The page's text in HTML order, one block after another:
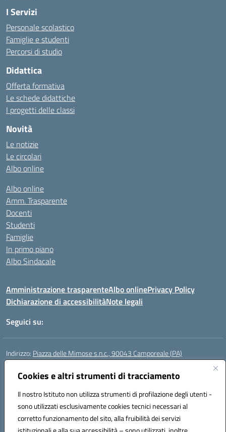
Cookies e altri strumenti di tracciamento
Il nostro Istituto non utilizza strumenti di profilazione degli utenti -
sono utilizzati esclusivamente cookies tecnici necessari al
corretto funzionamento del sito, alla fruibilità dei servizi
I Servizi
Personale scolastico
Famiglie e studenti
Percorsi di studio
Didattica
Offerta formativa
Le schede didattiche
I progetti delle classi
Novità
Le notizie
Le circolari
Albo online
Albo online
Amm. Trasparente
Docenti
Studenti
Famiglie
In primo piano
Albo Sindacale
Amministrazione trasparenteAlbo onlinePrivacy Policy
Dichiarazione di accessibilitàNote legali
Seguici su:
Indirizzo: Piazza delle Mimose s.n.c., 90043 Camporeale (PA)
Centralino:
Email:paic840008@istruzione.it
Codice fiscale: 80048770822
Codice meccanografico:
PAIC840008
Codice unico di fatturazione (CUF): UFHJ80